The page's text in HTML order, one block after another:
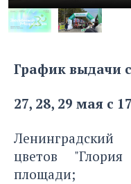
График выдачи
27, 28, 29 мая с
цветов
площади;